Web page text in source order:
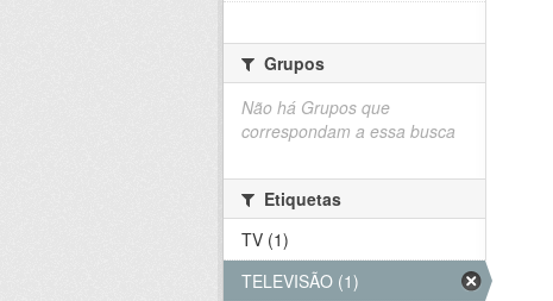
Grupos
Não há Grupos que
correspondam a essa busca
Etiquetas
TV (1)
TELEVISÃO (1)